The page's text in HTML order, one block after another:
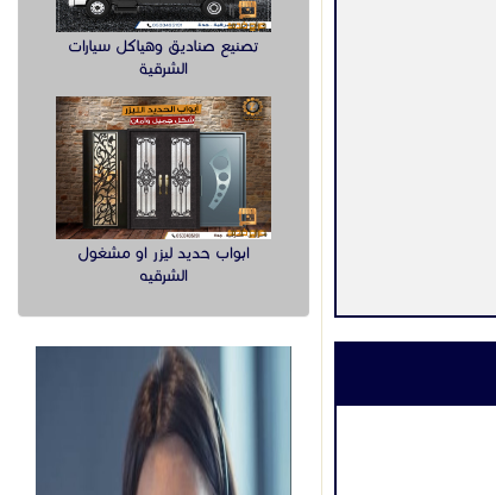
تصنيع صناديق وهياكل سيارات
الشرقية
ابواب حديد ليزر او مشغول
الشرقيه